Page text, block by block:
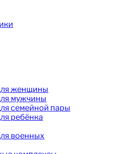
женщины
мужчины
семейной пары
ребёнка
военных